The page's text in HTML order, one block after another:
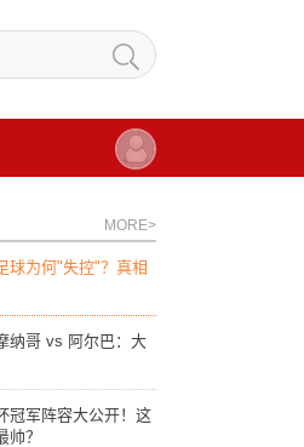
MORE>
球为何"失控"？真相
纳哥 vs 阿尔巴：大
冠军阵容大公开！这
？